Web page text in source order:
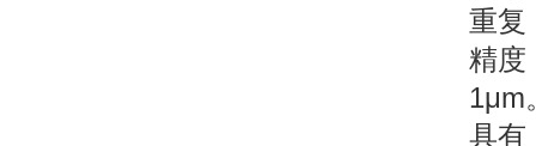
重复
精度
1μm
具有